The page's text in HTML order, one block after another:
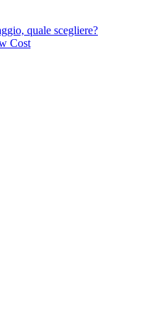
quale scegliere?
Cost